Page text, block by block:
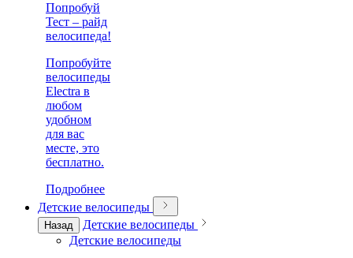
Попробуй
Тест – райд
велосипеда!
Попробуйте
велосипеды
Electra в
любом
удобном
для вас
месте, это
бесплатно.
Подробнее
Детские велосипеды
Назад
Детские велосипеды
Детские велосипеды